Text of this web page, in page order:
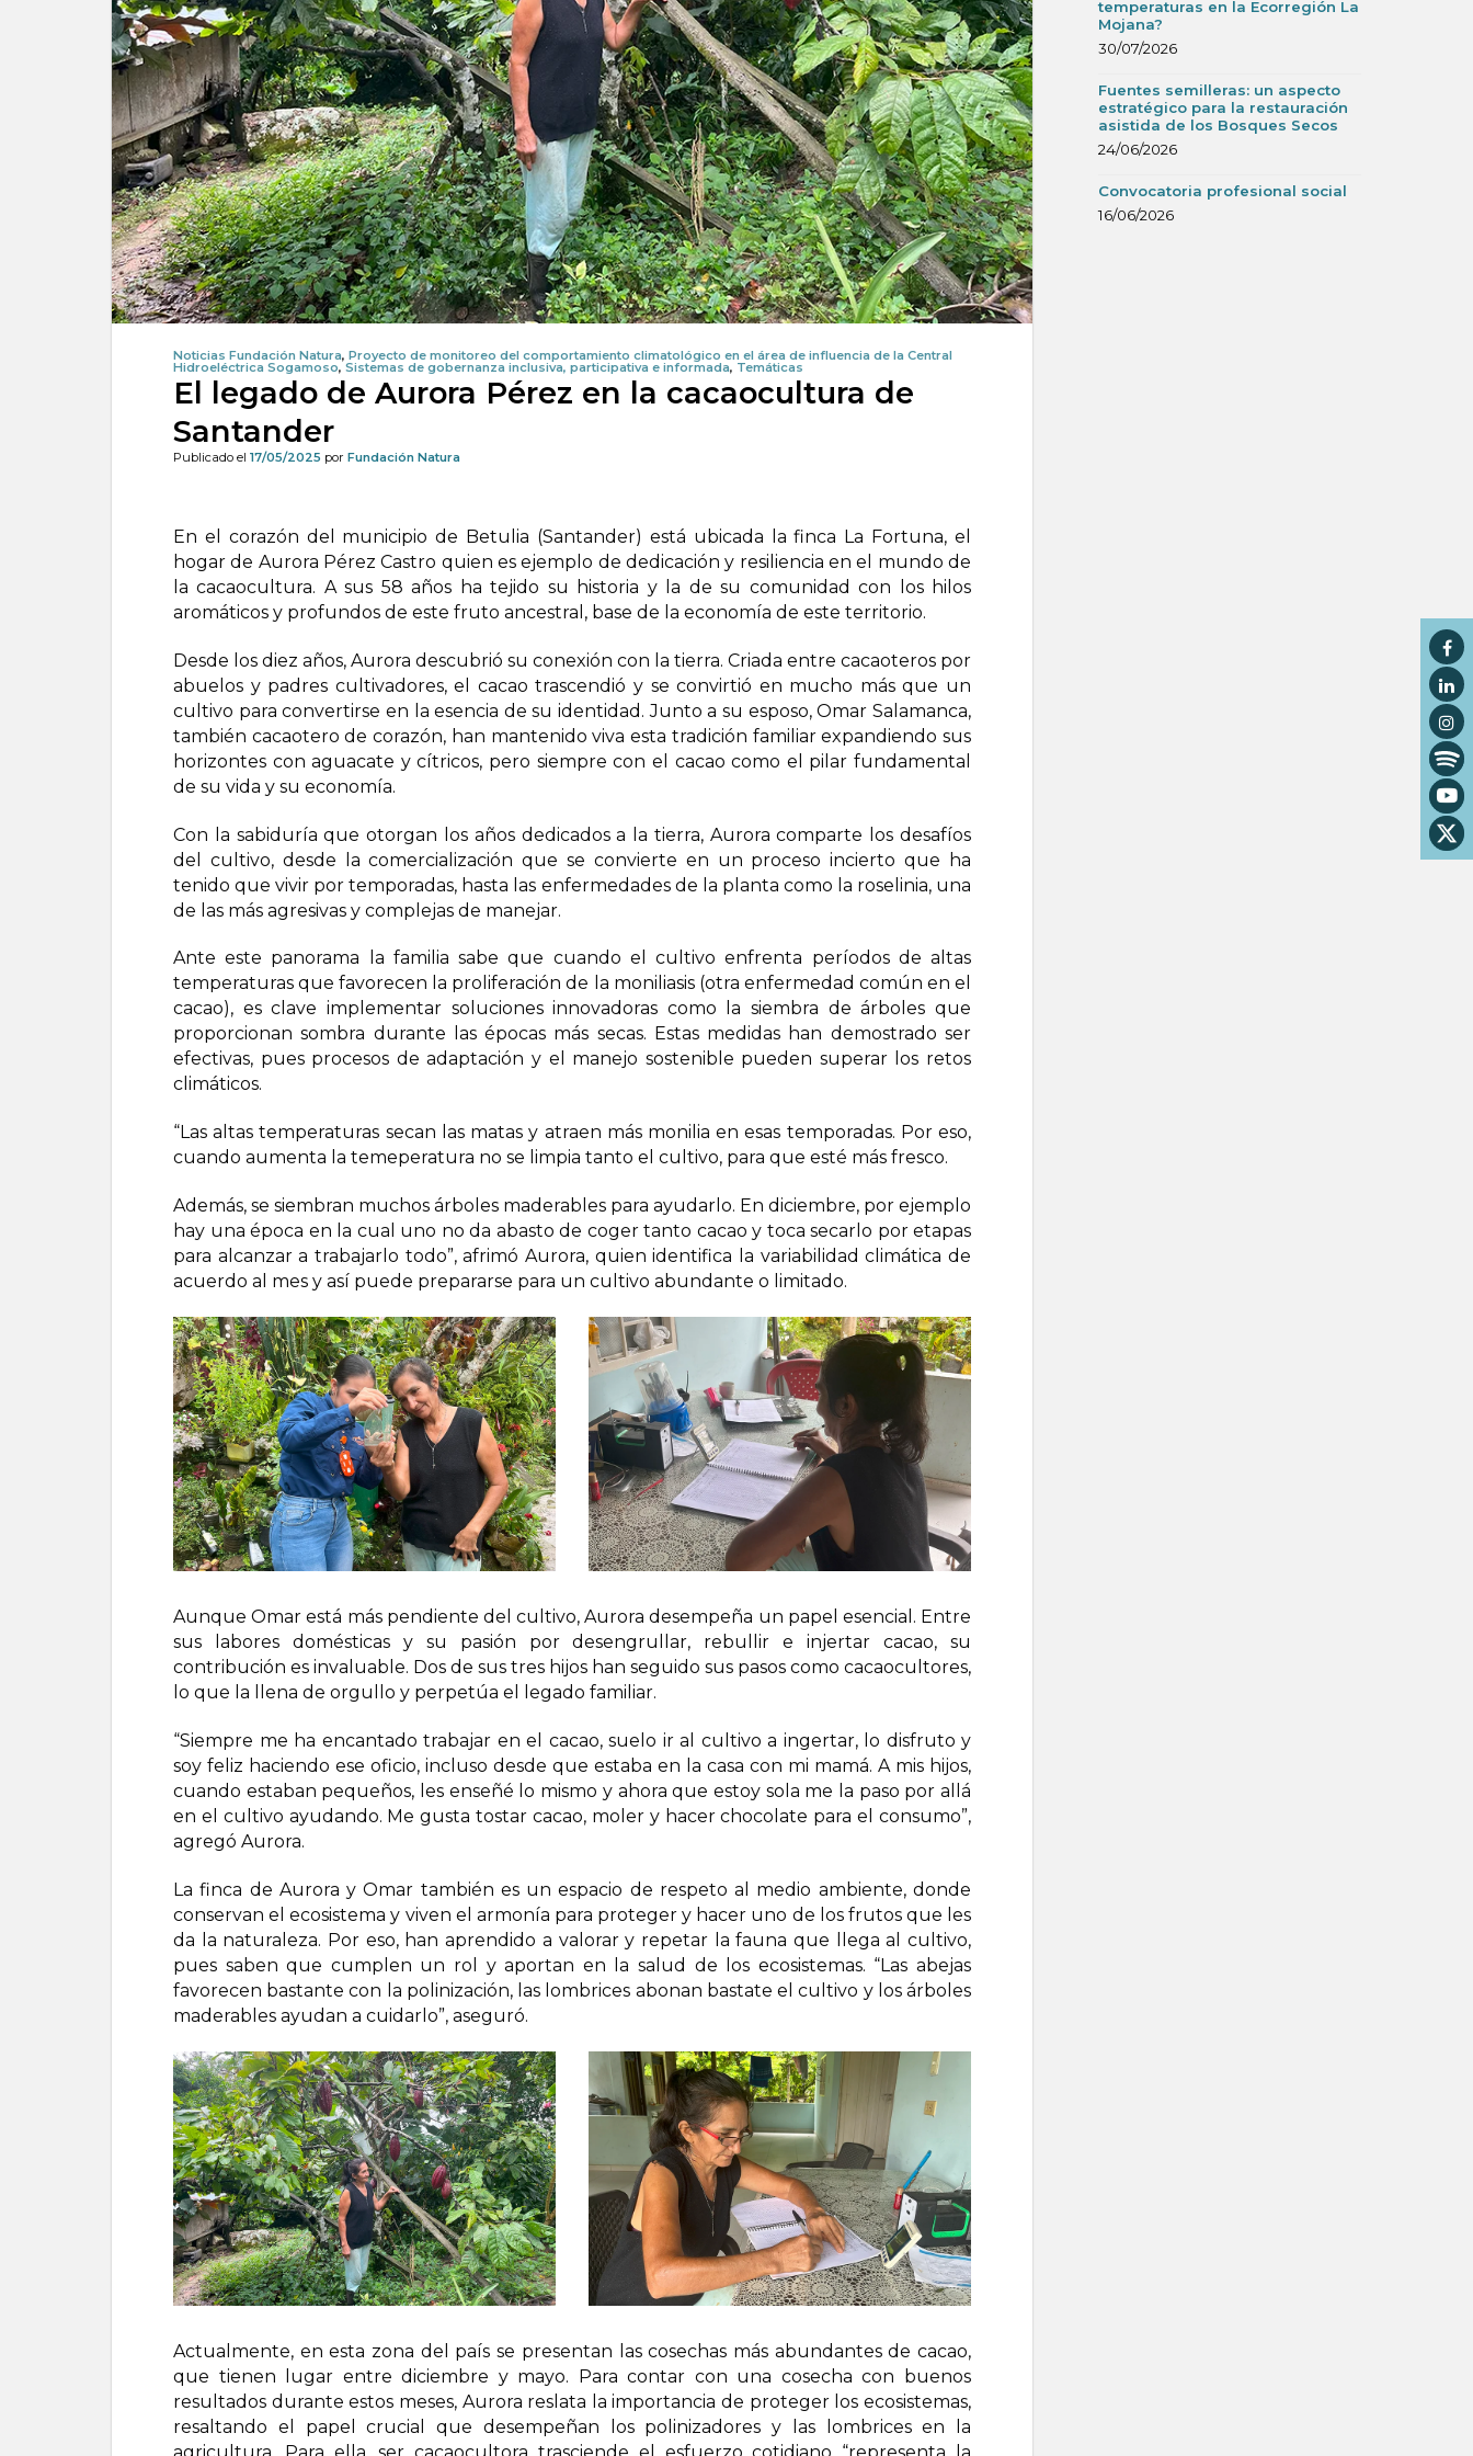
Noticias Fundación Natura, Proyecto de monitoreo del comportamiento climatológico en el área de influencia de la Central
Hidroeléctrica Sogamoso, Sistemas de gobernanza inclusiva, participativa e informada, Temáticas
El legado de Aurora Pérez en la cacaocultura de
Santander
Publicado el 17/05/2025 por Fundación Natura
En el corazón del municipio de Betulia (Santander) está ubicada la finca La Fortuna, el
hogar de Aurora Pérez Castro quien es ejemplo de dedicación y resiliencia en el mundo de
la cacaocultura. A sus 58 años ha tejido su historia y la de su comunidad con los hilos
aromáticos y profundos de este fruto ancestral, base de la economía de este territorio.
Desde los diez años, Aurora descubrió su conexión con la tierra. Criada entre cacaoteros por
abuelos y padres cultivadores, el cacao trascendió y se convirtió en mucho más que un
cultivo para convertirse en la esencia de su identidad. Junto a su esposo, Omar Salamanca,
también cacaotero de corazón, han mantenido viva esta tradición familiar expandiendo sus
horizontes con aguacate y cítricos, pero siempre con el cacao como el pilar fundamental
de su vida y su economía.
Con la sabiduría que otorgan los años dedicados a la tierra, Aurora comparte los desafíos
del cultivo, desde la comercialización que se convierte en un proceso incierto que ha
tenido que vivir por temporadas, hasta las enfermedades de la planta como la roselinia, una
de las más agresivas y complejas de manejar.
Ante este panorama la familia sabe que cuando el cultivo enfrenta períodos de altas
temperaturas que favorecen la proliferación de la moniliasis (otra enfermedad común en el
cacao), es clave implementar soluciones innovadoras como la siembra de árboles que
proporcionan sombra durante las épocas más secas. Estas medidas han demostrado ser
efectivas, pues procesos de adaptación y el manejo sostenible pueden superar los retos
climáticos.
“Las altas temperaturas secan las matas y atraen más monilia en esas temporadas. Por eso,
cuando aumenta la temeperatura no se limpia tanto el cultivo, para que esté más fresco.
Además, se siembran muchos árboles maderables para ayudarlo. En diciembre, por ejemplo
hay una época en la cual uno no da abasto de coger tanto cacao y toca secarlo por etapas
para alcanzar a trabajarlo todo”, afrimó Aurora, quien identifica la variabilidad climática de
acuerdo al mes y así puede prepararse para un cultivo abundante o limitado.
Aunque Omar está más pendiente del cultivo, Aurora desempeña un papel esencial. Entre
sus labores domésticas y su pasión por desengrullar, rebullir e injertar cacao, su
contribución es invaluable. Dos de sus tres hijos han seguido sus pasos como cacaocultores,
lo que la llena de orgullo y perpetúa el legado familiar.
“Siempre me ha encantado trabajar en el cacao, suelo ir al cultivo a ingertar, lo disfruto y
soy feliz haciendo ese oficio, incluso desde que estaba en la casa con mi mamá. A mis hijos,
cuando estaban pequeños, les enseñé lo mismo y ahora que estoy sola me la paso por allá
en el cultivo ayudando. Me gusta tostar cacao, moler y hacer chocolate para el consumo”,
agregó Aurora.
La finca de Aurora y Omar también es un espacio de respeto al medio ambiente, donde
conservan el ecosistema y viven el armonía para proteger y hacer uno de los frutos que les
da la naturaleza. Por eso, han aprendido a valorar y repetar la fauna que llega al cultivo,
pues saben que cumplen un rol y aportan en la salud de los ecosistemas. “Las abejas
favorecen bastante con la polinización, las lombrices abonan bastate el cultivo y los árboles
maderables ayudan a cuidarlo”, aseguró.
Actualmente, en esta zona del país se presentan las cosechas más abundantes de cacao,
que tienen lugar entre diciembre y mayo. Para contar con una cosecha con buenos
resultados durante estos meses, Aurora reslata la importancia de proteger los ecosistemas,
resaltando el papel crucial que desempeñan los polinizadores y las lombrices en la
temperaturas en la Ecorregión La
Mojana?
30/07/2026
Fuentes semilleras: un aspecto
estratégico para la restauración
asistida de los Bosques Secos
24/06/2026
Convocatoria profesional social
16/06/2026